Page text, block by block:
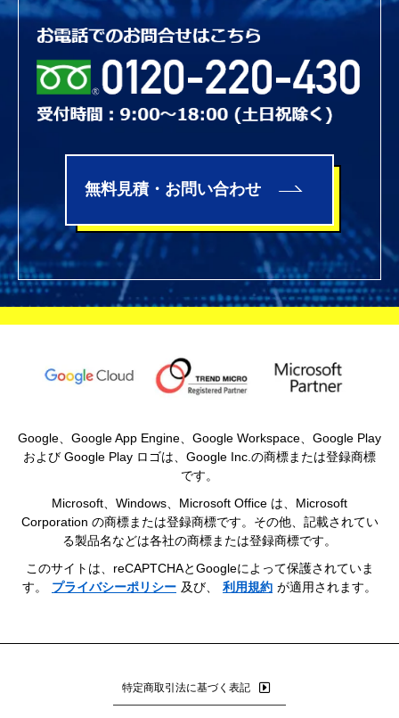
無料見積・お問い合わせ
Google、Google App Engine、Google Workspace、Google Play
および Google Play ロゴは、Google Inc.の商標または登録商標
です。
Microsoft、Windows、Microsoft Office は、Microsoft
Corporation の商標または登録商標です。その他、記載されてい
る製品名などは各社の商標または登録商標です。
このサイトは、reCAPTCHAとGoogleによって保護されていま
す。
プライバシーポリシー 及び、 利用規約 が適用されます。
特定商取引法に基づく表記